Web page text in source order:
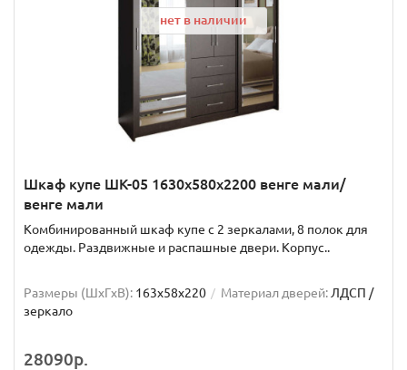
нет в наличии
Шкаф купе ШК-05 1630x580x2200 венге мали/
венге мали
Комбинированный шкаф купе с 2 зеркалами, 8 полок для
одежды. Раздвижные и распашные двери. Корпус..
Размеры (ШxГxВ): 163x58x220 Материал дверей: ЛДСП /
зеркало
28090р.